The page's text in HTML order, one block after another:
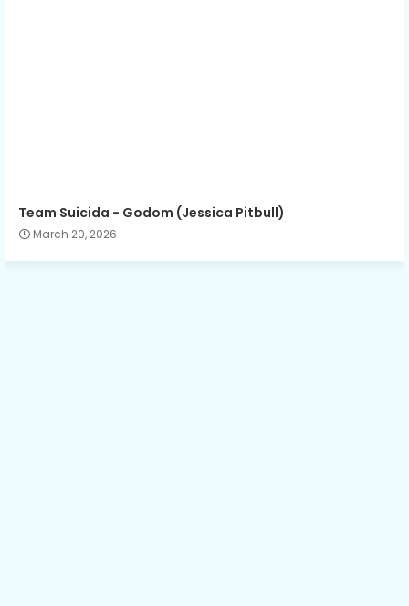
Team Suicida - Godom (Jessica Pitbull)
March 20, 2026